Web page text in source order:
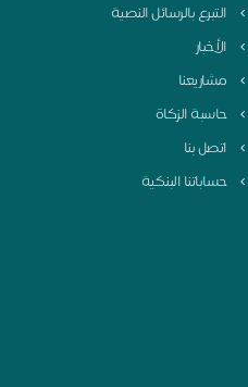
التبرع بالرسائل النصية
الأخبار
مشاريعنا
حاسبة الزكاة
اتصل بنا
حساباتنا البنكية